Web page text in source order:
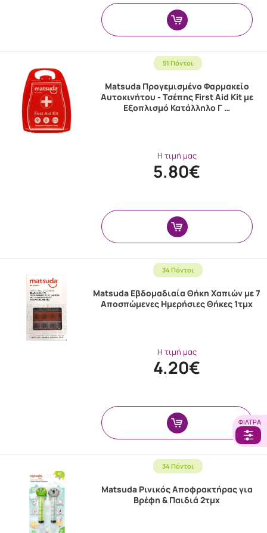
ΦΊΛΤΡΑ
51 Πόντοι
Matsuda Προγεμισμένο Φαρμακείο
Αυτοκινήτου - Τσέπης First Aid Kit με
Εξοπλισμό Κατάλληλο Γ …
Η τιμή μας
5.80€
34 Πόντοι
Matsuda Εβδομαδιαία Θήκη Χαπιών με 7
Αποσπώμενες Ημερήσιες Θήκες 1τμχ
Η τιμή μας
4.20€
34 Πόντοι
Matsuda Ρινικός Αποφρακτήρας για
Βρέφη & Παιδιά 2τμχ